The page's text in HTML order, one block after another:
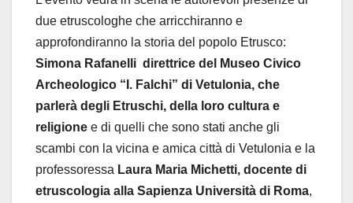
due etruscologhe che arricchiranno e
approfondiranno la storia del popolo Etrusco:
Simona Rafanelli direttrice del Museo Civico
Archeologico “I. Falchi” di Vetulonia, che
parlerà degli Etruschi, della loro cultura e
religione e di quelli che sono stati anche gli
scambi con la vicina e amica città di Vetulonia e la
professoressa Laura Maria Michetti, docente di
etruscologia alla Sapienza Università di Roma,